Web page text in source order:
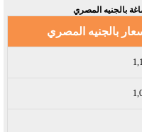
بالجنيه المصري
بالجنيه المصري